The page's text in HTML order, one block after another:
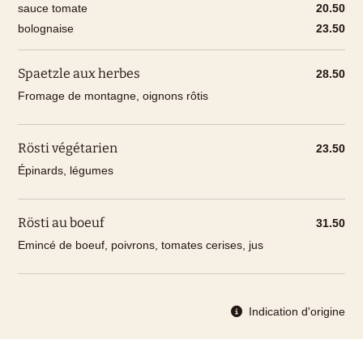
sauce tomate
20.50
bolognaise
23.50
Spaetzle aux herbes
Fromage de montagne, oignons rôtis
28.50
Rösti végétarien
Épinards, légumes
23.50
Rösti au boeuf
Emincé de boeuf, poivrons, tomates cerises, jus
31.50
Indication d'origine